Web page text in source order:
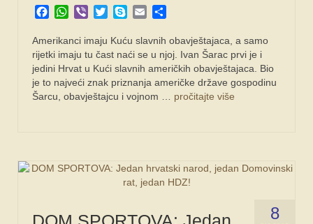
Facebook
WhatsApp
Viber TwitterSkypeEmail
Amerikanci imaju Kuću slavnih obavještajaca, a samo
rijetki imaju tu čast naći se u njoj. Ivan Šarac prvi je i
jedini Hrvat u Kući slavnih američkih obavještajaca. Bio
je to najveći znak priz­nanja američke države gospodinu
Šarcu, obavještajcu i vojnom … pročitajte više
8